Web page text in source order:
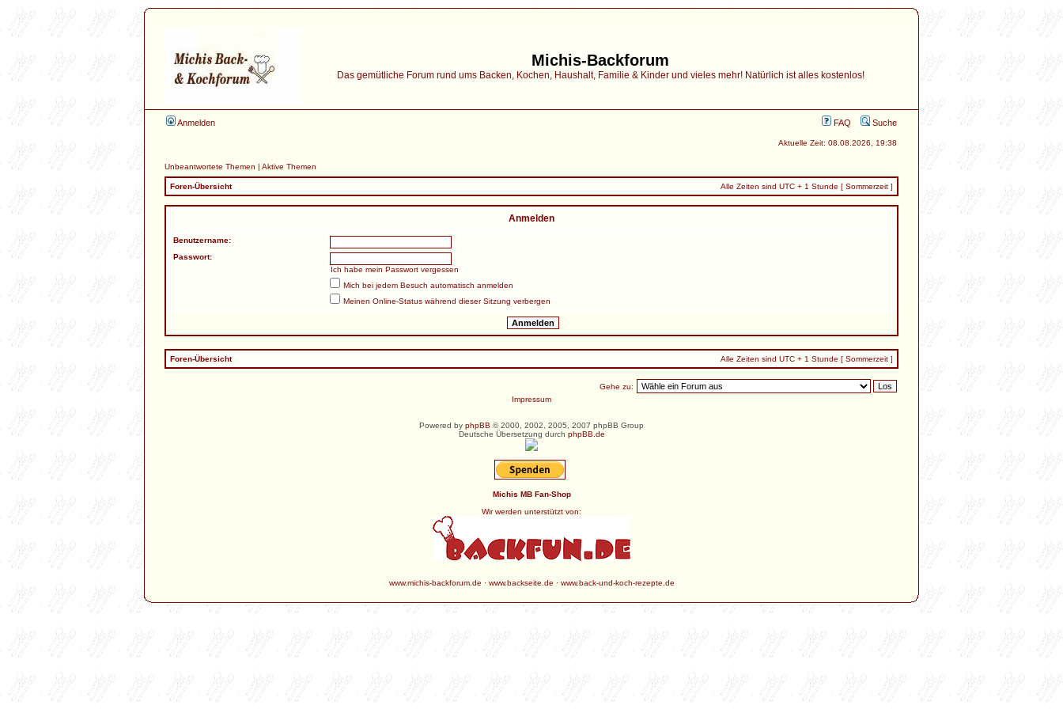
Michis-Backforum
Das gemütliche Forum rund ums Backen, Kochen, Haushalt, Familie & Kinder und vieles mehr! Natürlich ist alles kostenlos!
Anmelden FAQ Suche
Aktuelle Zeit: 08.08.2026, 19:38
Unbeantwortete Themen | Aktive Themen
Foren-Übersicht Alle Zeiten sind UTC + 1 Stunde [ Sommerzeit ]
Anmelden
Benutzername:
Passwort:
Ich habe mein Passwort vergessen
Mich bei jedem Besuch automatisch anmelden
Meinen Online-Status während dieser Sitzung verbergen
Foren-Übersicht Alle Zeiten sind UTC + 1 Stunde [ Sommerzeit ]
Gehe zu:
Impressum
Powered by phpBB © 2000, 2002, 2005, 2007 phpBB Group
Deutsche Übersetzung durch phpBB.de
Michis MB Fan-Shop
Wir werden unterstützt von:
www.michis-backforum.de · www.backseite.de · www.back-und-koch-rezepte.de